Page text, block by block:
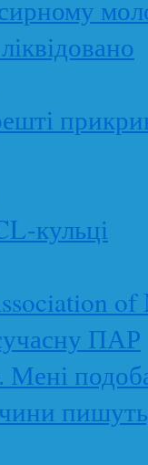
кульці
of
ПАР
Мені